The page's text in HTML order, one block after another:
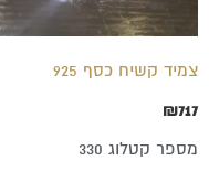
צמיד קשיח כסף 925
₪717
מספר קטלוג 330